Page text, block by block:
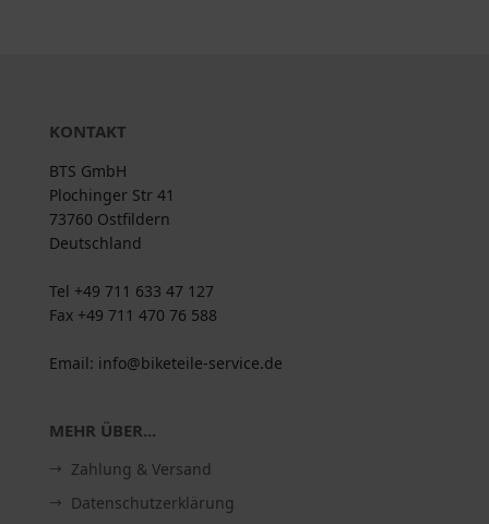
KONTAKT
BTS GmbH
Plochinger Str 41
73760 Ostfildern
Deutschland
Tel +49 711 633 47 127
Fax +49 711 470 76 588
Email: info@biketeile-service.de
MEHR ÜBER...
Zahlung & Versand
Datenschutzerklärung